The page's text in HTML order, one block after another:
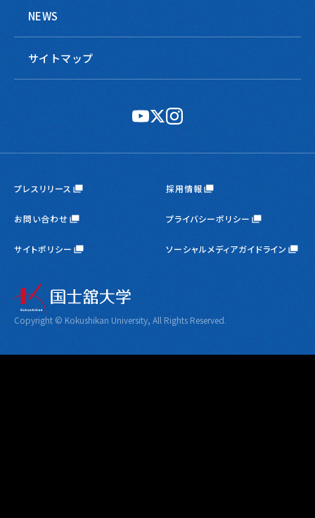
NEWS
サイトマップ
式 式 式
プレスリリース 採用情報
お問い合わせ プライバシーポリシー
サイトポリシー ソーシャルメディアガイドライン
Copyright © Kokushikan University, All Rights Reserved.